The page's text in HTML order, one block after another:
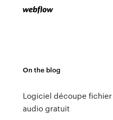
On the blog
Logiciel découpe fichier
audio gratuit